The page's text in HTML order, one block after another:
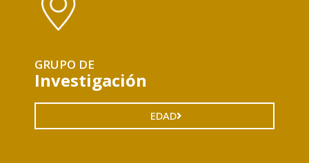
GRUPO DE
Investigación
EDAD